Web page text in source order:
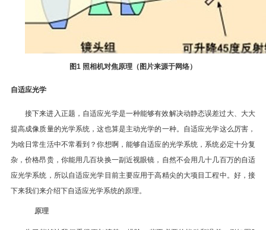
图1 照相机对焦原理（图片来源于网络）
自适应光学
接下来进入正题，自适应光学是一种能够有效解决动静态误差过大、大大
提高成像质量的光学系统，这也算是主动光学的一种。自适应光学这么厉害，
为啥日常生活中不常看到？你想啊，能够自适应的光学系统，系统必定十分复
杂，价格昂贵，你能用几百块换一副近视眼镜，自然不会用几十几百万的自适
应光学系统，所以自适应光学目前主要应用于高精尖的大项目工程中。好，接
下来我们来介绍下自适应光学系统的原理。
原理